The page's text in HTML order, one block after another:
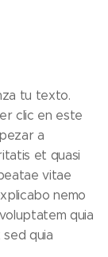
tu texto.
clic en este
a
et quasi
vitae
nemo
quia
quia